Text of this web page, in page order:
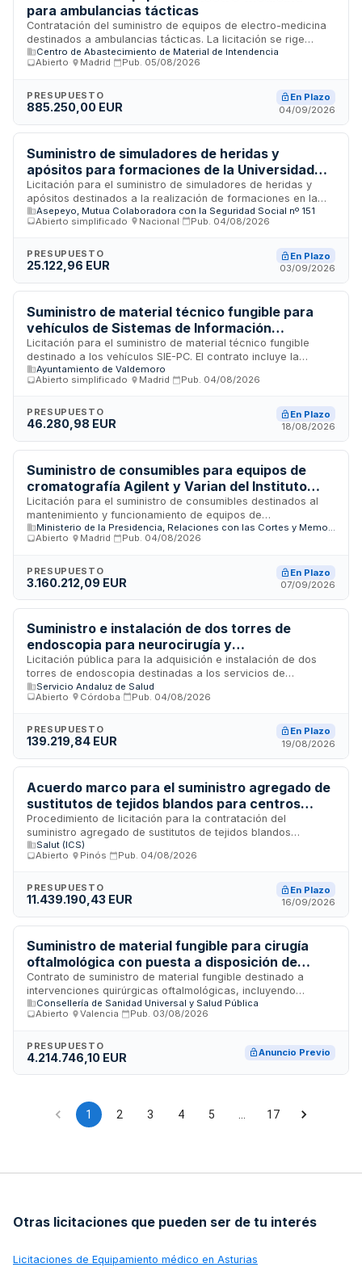
para ambulancias tácticas
Contratación del suministro de equipos de electro-medicina
destinados a ambulancias tácticas. La licitación se rige
conforme a la Ley de Contratos del Sector Público y está
sujeta a los requisitos de capacidad, solvencia económica,
suministro cumplen con las características técnicas
establecidas en el pliego de prescripciones técnicas
criterios establecidos en la documentación de la
convocatoria.
Centro de Abastecimiento de Material de Intendencia
Abierto
Madrid Pub. 05/08/2026
PRESUPUESTO
885.250,00 EUR
En Plazo
04/09/2026
Suministro de simuladores de heridas y
apósitos para formaciones de la Universidad
Corporativa de ASEPEYO
Licitación para el suministro de simuladores de heridas y
apósitos destinados a la realización de formaciones en la
Universidad Corporativa de ASEPEYO, Mutua Colaboradora
con la Seguridad Social. El contrato comprende la provisión
para actividades formativas. Se establece un límite máximo
presupuestario durante toda la vigencia del contrato,
necesidades reales de la Mutua durante el periodo de
ejecución.
Asepeyo, Mutua Colaboradora con la Seguridad Social nº 151
Abierto simplificado
Nacional Pub. 04/08/2026
PRESUPUESTO
25.122,96 EUR
En Plazo
03/09/2026
Suministro de material técnico fungible para
vehículos de Sistemas de Información
Estratégica y Protección Civil
Licitación para el suministro de material técnico fungible
destinado a los vehículos SIE-PC. El contrato incluye la
provisión de componentes y elementos consumibles
necesarios para el mantenimiento y funcionamiento operativo
y Protección Civil, garantizando la disponibilidad y el
desempeño continuo de los medios de transporte.
Ayuntamiento de Valdemoro
Abierto simplificado
Madrid Pub. 04/08/2026
PRESUPUESTO
46.280,98 EUR
En Plazo
18/08/2026
Suministro de consumibles para equipos de
cromatografía Agilent y Varian del Instituto
Nacional de Toxicología y Ciencias Forenses
Licitación para el suministro de consumibles destinados al
mantenimiento y funcionamiento de equipos de
cromatografía de marcas Agilent y Varian instalados en los
departamentos y delegación del Instituto Nacional de
accesorios, materiales auxiliares y productos para análisis
químicos y toxicológicos forenses, necesarios para la
investigación pericial de sustancias decomisadas, análisis
de drogas de abuso y determinación de alcohol etílico en
matrices biológicas aplicables a procedimientos penales.
Ministerio de la Presidencia, Relaciones con las Cortes y Memoria Democrática
Abierto
Madrid Pub. 04/08/2026
PRESUPUESTO
3.160.212,09 EUR
En Plazo
07/09/2026
Suministro e instalación de dos torres de
endoscopia para neurocirugía y
otorrinolaringología del Hospital Reina Sofía de
Córdoba
Licitación pública para la adquisición e instalación de dos
torres de endoscopia destinadas a los servicios de
neurocirugía y otorrinolaringología del Hospital Reina Sofía
de Córdoba. El Servicio Andaluz de Salud licita este
incluye tanto el suministro de los sistemas de endoscopia
como los servicios de instalación y puesta en funcionamiento
Servicio Andaluz de Salud
Abierto
Córdoba Pub. 04/08/2026
PRESUPUESTO
139.219,84 EUR
En Plazo
19/08/2026
Acuerdo marco para el suministro agregado de
sustitutos de tejidos blandos para centros
sanitarios del Instituto Catalán de la Salud y
entidades adheridas
Procedimiento de licitación para la contratación del
suministro agregado de sustitutos de tejidos blandos
destinados a los centros del Instituto Catalán de la Salud,
Consorcio Sanitario Alt Penedès-Garraf, Gestión de Servicios
Los productos ofertados deberán cumplir la normativa
española y comunitaria vigente en materia de calidad y
acreditación de normas UNE-EN ISO 14001-2015 y UNE-EN
ISO 10993-1-2021. Se establece como suministro de tracte
successivo con entregas según necesidades de los centros.
Salut (ICS)
Abierto
Pinós Pub. 04/08/2026
PRESUPUESTO
11.439.190,43 EUR
En Plazo
16/09/2026
Suministro de material fungible para cirugía
oftalmológica con puesta a disposición de
equipos - Servicio de Oftalmología del
Consorcio Hospital General Universitario de
Valencia
Contrato de suministro de material fungible destinado a
intervenciones quirúrgicas oftalmológicas, incluyendo
procedimientos de cirugía de catarata, vitrectomía y otras
técnicas especializadas. El Consorcio Hospital General
puesta a disposición de equipos necesarios para el correcto
funcionamiento del Servicio de Oftalmología. Se trata de un
contrato de naturaleza mixta que combina el suministro
equipamiento médico especializado destinado a garantizar
la continuidad asistencial en oftalmología.
Consellería de Sanidad Universal y Salud Pública
Abierto
Valencia Pub. 03/08/2026
PRESUPUESTO
4.214.746,10 EUR Anuncio Previo
1 2 3 4 5 … 17
Otras licitaciones que pueden ser de tu interés
Licitaciones de Equipamiento médico en Asturias